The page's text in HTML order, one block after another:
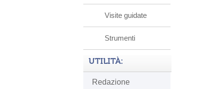
Visite guidate
Strumenti
UTILITÀ:
Redazione